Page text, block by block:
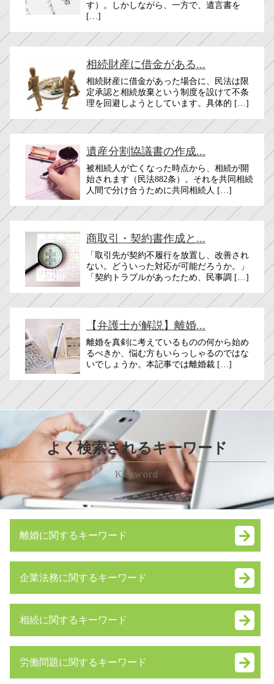
す）。しかしながら、一方で、遺言書を
[…]
相続財産に借金がある...
相続財産に借金があった場合に、民法は限
定承認と相続放棄という制度を設けて不条
理を回避しようとしています。具体的 […]
遺産分割協議書の作成...
被相続人が亡くなった時点から、相続が開
始されます（民法882条）。それを共同相続
人間で分け合うために共同相続人 […]
商取引・契約書作成と...
「取引先が契約不履行を放置し、改善され
ない。どういった対応が可能だろうか。」
「契約トラブルがあったため、民事調 […]
【弁護士が解説】離婚...
離婚を真剣に考えているものの何から始め
るべきか、悩​​む方もいらっしゃるのではな
いでしょうか。本記事では離婚裁 […]
よく検索されるキーワード
Keyword
離婚に関するキーワード
審判 離婚
財産管理権
家裁 調停
企業法務に関するキーワード
会社分割 手続き
紛争解決 方法
相続に関するキーワード
遺産分割協議
労働問題に関するキーワード